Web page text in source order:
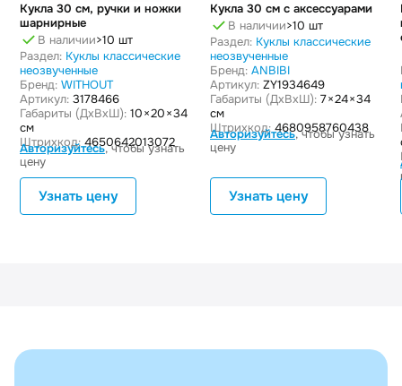
Кукла 30 см, ручки и ножки
шарнирные
В наличии>10 шт
Раздел: Куклы классические
неозвученные
Бренд: WITHOUT
Артикул: 3178466
Габариты (ДxВxШ): 10 × 20 × 34
см
Штрихкод: 4650642013072
Авторизуйтесь, чтобы узнать
цену
Узнать цену
Кукла 30 см с аксессуарами
В наличии>10 шт
Раздел: Куклы классические
неозвученные
Бренд: ANBIBI
Артикул: ZY1934649
Габариты (ДxВxШ): 7 × 24 × 34
см
Штрихкод: 4680958760438
Авторизуйтесь, чтобы узнать
цену
Узнать цену